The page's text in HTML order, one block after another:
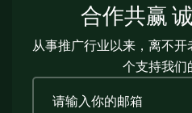
合作共赢
从事推广行业以来，离不
个支持我们